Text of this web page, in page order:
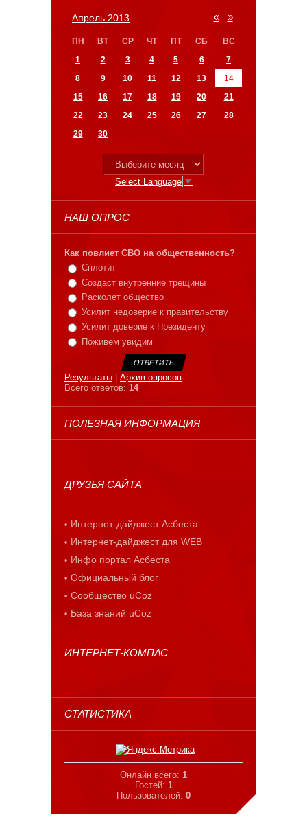
«
Апрель 2013 »
ПН ВТ СР ЧТ ПТ СБ
ВС
1
2 3 4 5 6
7
8
9 10 11 12 13
14
15
16 17 18 19 20
21
22
23 24 25 26 27
28
29
30
Select Language ▼
НАШ ОПРОС
Как повлиет СВО на общественность?
Сплотит
Создаст внутренние трещины
Расколет общество
Усилит недоверие к правительству
Усилит доверие к Президенту
Поживем увидим
Результаты
Архив опросов
Всего ответов: 14
ПОЛЕЗНАЯ ИНФОРМАЦИЯ
ДРУЗЬЯ САЙТА
Интернет-дайджест Асбеста
Интернет-дайджест для WEB
Инфо портал Асбеста
Официальный блог
Сообщество uCoz
База знаний uCoz
ИНТЕРНЕТ-КОМПАС
СТАТИСТИКА
Онлайн всего: 1
Гостей: 1
Пользователей: 0